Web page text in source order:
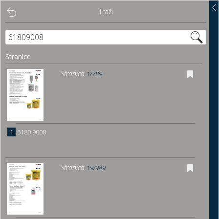
Traži
Sadržaj
Pregled
Istakni poveznice
Preuzmi
Traži
Stranice
Stranica 1/789
1 6180 9008
Stranica 19/949